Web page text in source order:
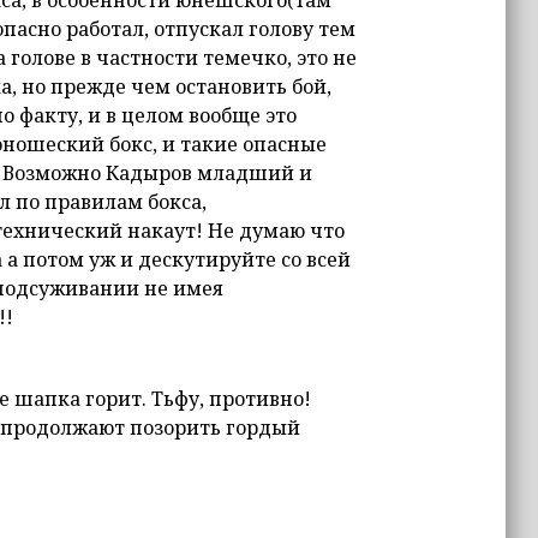
работал, отпускал голову тем
в частности темечко, это не
но прежде чем остановить бой,
факту, и в целом вообще это
бокс, и такие опасные
Возможно Кадыров младший и
по правилам бокса,
накаут! Не думаю что
потом уж и дескутируйте со всей
не имея
шапка горит. Тьфу, противно!
позорить гордый